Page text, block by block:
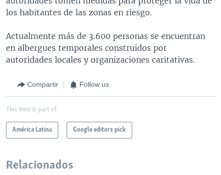
los habitantes de las zonas en riesgo.
Actualmente más de 3.600 personas se encuentran
en albergues temporales construidos por
autoridades locales y organizaciones caritativas.
Compartir Follow us
This item is part of
América Latina Google editors pick
Relacionados